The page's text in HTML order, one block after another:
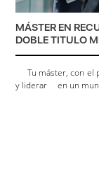
MÁSTER EN
DOBLE TITULO
Tu máster, con el
y liderar en un